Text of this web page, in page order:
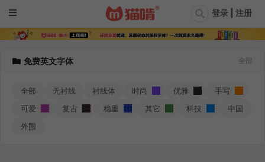
登录 | 注册
全部
免费英文字体
全部 无衬线 衬线体 时尚 优雅
手写
可爱
复古 稳重 其它 科技
中国
外国